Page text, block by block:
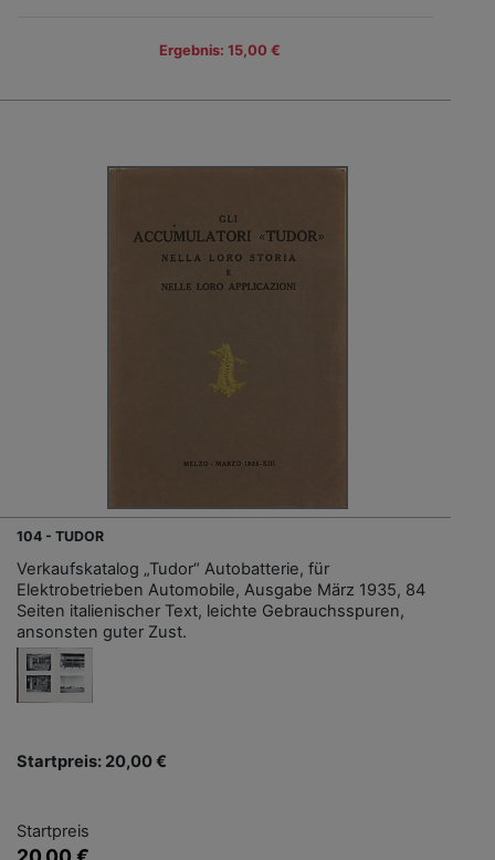
Ergebnis: 15,00 €
104 - TUDOR
Verkaufskatalog „Tudor“ Autobatterie, für
Elektrobetrieben Automobile, Ausgabe März 1935, 84
Seiten italienischer Text, leichte Gebrauchsspuren,
ansonsten guter Zust.
Startpreis: 20,00 €
Startpreis